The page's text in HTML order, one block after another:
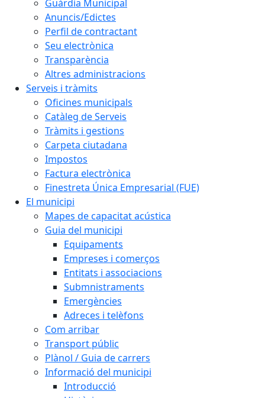
Guàrdia Municipal
Anuncis/Edictes
Perfil de contractant
Seu electrònica
Transparència
Altres administracions
Serveis i tràmits
Oficines municipals
Catàleg de Serveis
Tràmits i gestions
Carpeta ciutadana
Impostos
Factura electrònica
Finestreta Única Empresarial (FUE)
El municipi
Mapes de capacitat acústica
Guia del municipi
Equipaments
Empreses i comerços
Entitats i associacions
Submnistraments
Emergències
Adreces i telèfons
Com arribar
Transport públic
Plànol / Guia de carrers
Informació del municipi
Introducció